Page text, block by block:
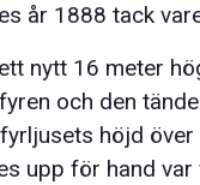
år 1888 tack
nytt 16 meter
och den
höjd
upp för hand